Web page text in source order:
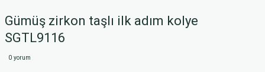
Gümüş zirkon taşlı ilk adım kolye
SGTL9116
0 yorum